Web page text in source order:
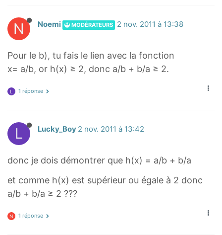
N Noemi MODÉRATEURS 2 nov. 2011 à 13:38
Pour le b), tu fais le lien avec la fonction
x= a/b, or h(x) ≥ 2, donc a/b + b/a ≥ 2.
L 1 réponse
L Lucky_Boy 2 nov. 2011 à 13:42
donc je dois démontrer que h(x) = a/b + b/a
et comme h(x) est supérieur ou égale à 2 donc
a/b + b/a ≥ 2 ???
N 1 réponse